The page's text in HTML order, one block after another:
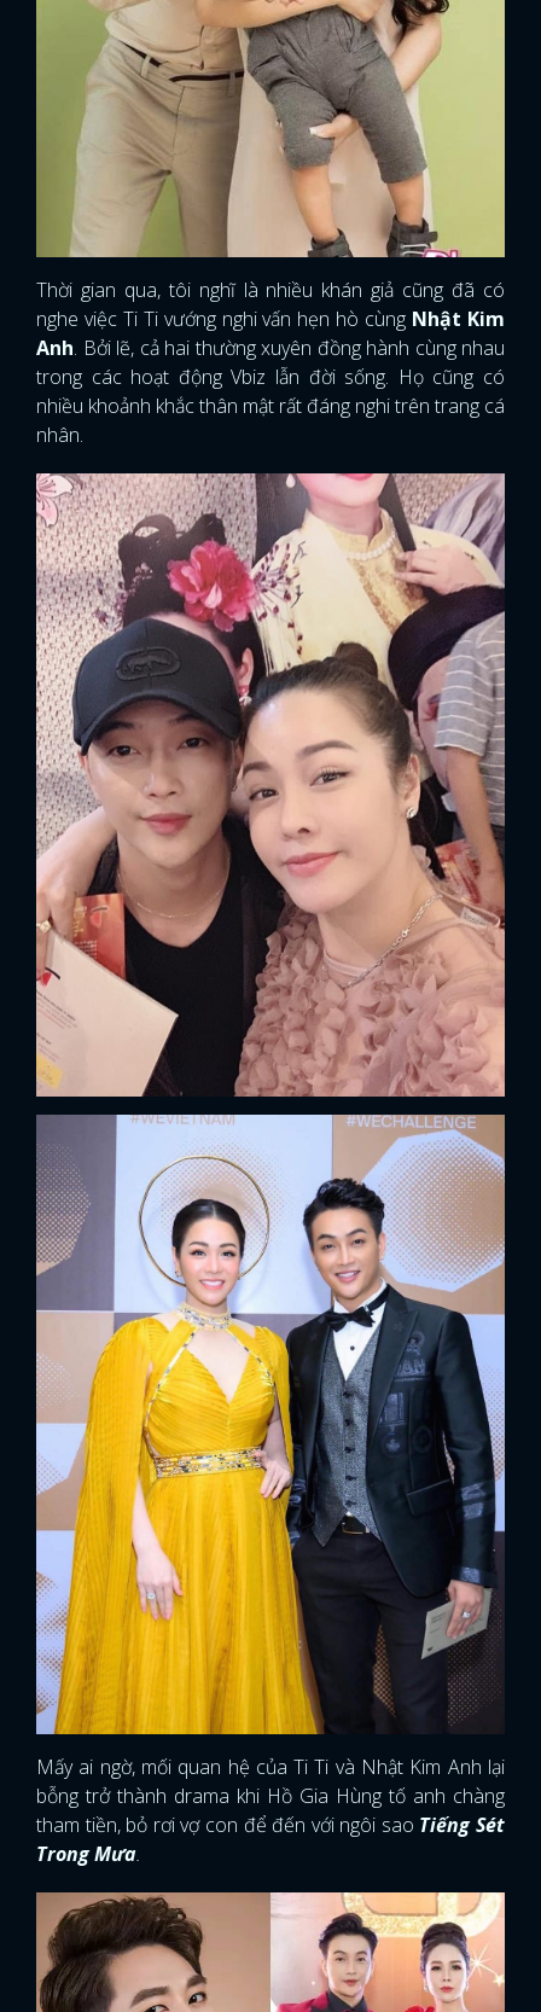
Thời gian qua, tôi nghĩ là nhiều khán giả cũng đã có
nghe việc Ti Ti vướng nghi vấn hẹn hò cùng Nhật Kim
Anh. Bởi lẽ, cả hai thường xuyên đồng hành cùng nhau
trong các hoạt động Vbiz lẫn đời sống. Họ cũng có
nhiều khoảnh khắc thân mật rất đáng nghi trên trang cá
nhân.
Mấy ai ngờ, mối quan hệ của Ti Ti và Nhật Kim Anh lại
bỗng trở thành drama khi Hồ Gia Hùng tố anh chàng
tham tiền, bỏ rơi vợ con để đến với ngôi sao Tiếng Sét
Trong Mưa.